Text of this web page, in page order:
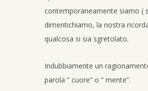
contemporaneamente siamo (
dimentichiamo, la nostra
qualcosa si sia sgretolato.
Indubbiamente un
parola ” cuore” o ” mente”.